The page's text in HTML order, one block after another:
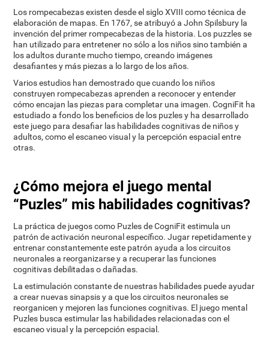
Los rompecabezas existen desde el siglo XVIII como técnica de
elaboración de mapas. En 1767, se atribuyó a John Spilsbury la
invención del primer rompecabezas de la historia. Los puzzles se
han utilizado para entretener no sólo a los niños sino también a
los adultos durante mucho tiempo, creando imágenes
desafiantes y más piezas a lo largo de los años.
Varios estudios han demostrado que cuando los niños
construyen rompecabezas aprenden a reconocer y entender
cómo encajan las piezas para completar una imagen. CogniFit ha
estudiado a fondo los beneficios de los puzles y ha desarrollado
este juego para desafiar las habilidades cognitivas de niños y
adultos, como el escaneo visual y la percepción espacial entre
otras.
¿Cómo mejora el juego mental
“Puzles” mis habilidades cognitivas?
La práctica de juegos como Puzles de CogniFit estimula un
patrón de activación neuronal específico. Jugar repetidamente y
entrenar constantemente este patrón ayuda a los circuitos
neuronales a reorganizarse y a recuperar las funciones
cognitivas debilitadas o dañadas.
La estimulación constante de nuestras habilidades puede ayudar
a crear nuevas sinapsis y a que los circuitos neuronales se
reorganicen y mejoren las funciones cognitivas. El juego mental
Puzles busca estimular las habilidades relacionadas con el
escaneo visual y la percepción espacial.